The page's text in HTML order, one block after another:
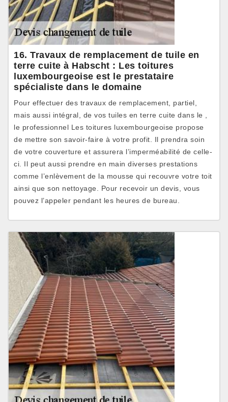
16. Travaux de remplacement de tuile en
terre cuite à Habscht : Les toitures
luxembourgeoise est le prestataire
spécialiste dans le domaine
Pour effectuer des travaux de remplacement, partiel,
mais aussi intégral, de vos tuiles en terre cuite dans le ,
le professionnel Les toitures luxembourgeoise propose
de mettre son savoir-faire à votre profit. Il prendra soin
de votre couverture et assurera l’imperméabilité de celle-
ci. Il peut aussi prendre en main diverses prestations
comme l’enlèvement de la mousse qui recouvre votre toit
ainsi que son nettoyage. Pour recevoir un devis, vous
pouvez l’appeler pendant les heures de bureau.